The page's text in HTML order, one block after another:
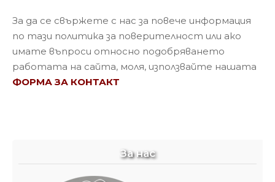
За да се свържете с нас за повече информация
по тази политика за поверителност или ако
имате въпроси относно подобряването
работата на сайта, моля, използвайте нашата
ФОРМА ЗА КОНТАКТ
За нас